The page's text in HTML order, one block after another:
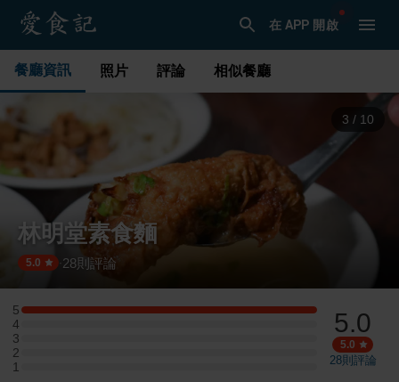
在 APP 開啟
餐廳資訊 照片 評論 相似餐廳
3 / 10
林明堂素食麵
5.0 28則評論
5
5 星：1 則評論
4
4 星：0 則評論
3
3 星：0 則評論
2
2 星：0 則評論
1
1 星：0 則評論
5.0
5.0
28則評論